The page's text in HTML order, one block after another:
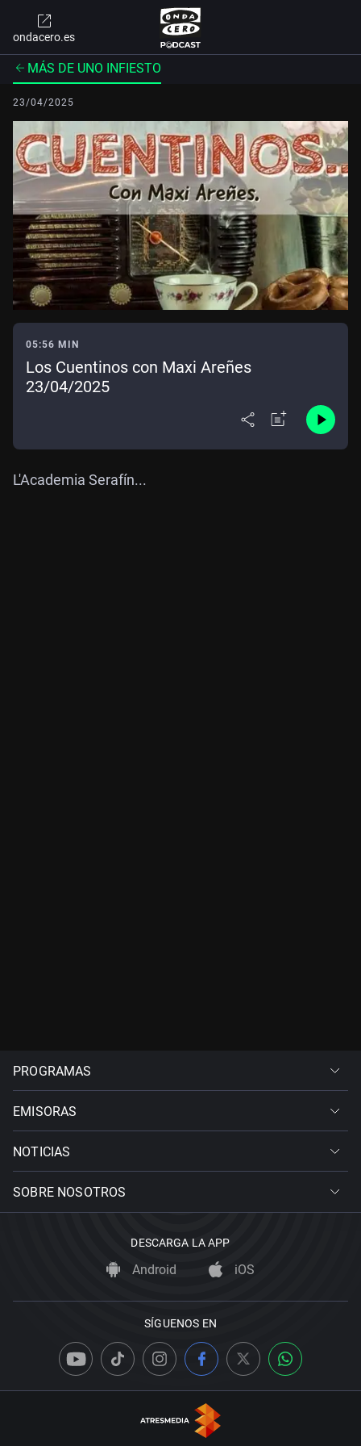
ondacero.es
MÁS DE UNO INFIESTO
23/04/2025
05:56 MIN
Los Cuentinos con Maxi Areñes
23/04/2025
L'Academia Serafín...
PROGRAMAS
EMISORAS
NOTICIAS
SOBRE NOSOTROS
DESCARGA LA APP
Android iOS
SÍGUENOS EN